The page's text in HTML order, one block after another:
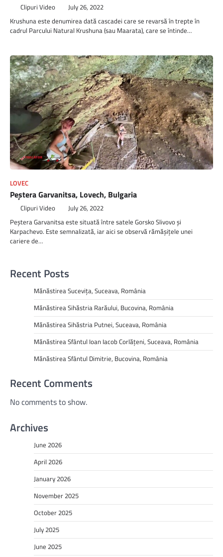
Clipuri Video July 26, 2022
Krushuna este denumirea dată cascadei care se revarsă în trepte în
cadrul Parcului Natural Krushuna (sau Maarata), care se întinde…
LOVEC
Peștera Garvanitsa, Lovech, Bulgaria
Clipuri Video July 26, 2022
Peștera Garvanitsa este situată între satele Gorsko Slivovo și
Karpachevo. Este semnalizată, iar aici se observă rămășițele unei
cariere de…
Recent Posts
Mănăstirea Sucevița, Suceava, România
Mănăstirea Sihăstria Rarăului, Bucovina, România
Mănăstirea Sihăstria Putnei, Suceava, România
Mănăstirea Sfântul Ioan Iacob Corlățeni, Suceava, România
Mănăstirea Sfântul Dimitrie, Bucovina, România
Recent Comments
No comments to show.
Archives
June 2026
April 2026
January 2026
November 2025
October 2025
July 2025
June 2025